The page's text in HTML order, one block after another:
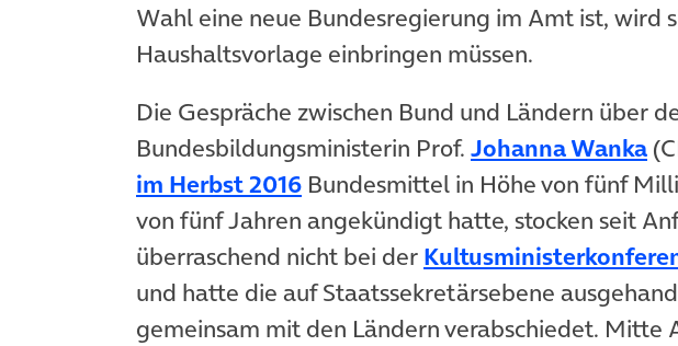
Wahl eine neue Bundesregierung im Amt ist, wird
Haushaltsvorlage einbringen müssen.
Die Gespräche zwischen Bund und Ländern über
Bundesbildungsministerin Prof. Johanna Wanka
im Herbst 2016(öffnet in neuem Tab)
Bundesmittel in Höhe von fünf
von fünf Jahren angekündigt hatte, stocken seit
überraschend nicht bei der
und hatte die auf Staatssekretärsebene
gemeinsam mit den Ländern verabschiedet. Mitte